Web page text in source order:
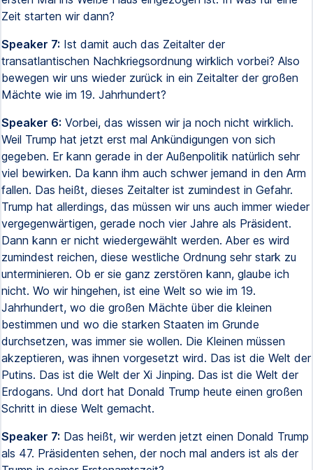
Zeit starten wir dann?
Speaker 7: Ist damit auch das Zeitalter der
transatlantischen Nachkriegsordnung wirklich vorbei? Also
bewegen wir uns wieder zurück in ein Zeitalter der großen
Mächte wie im 19. Jahrhundert?
Speaker 6: Vorbei, das wissen wir ja noch nicht wirklich.
Weil Trump hat jetzt erst mal Ankündigungen von sich
gegeben. Er kann gerade in der Außenpolitik natürlich sehr
viel bewirken. Da kann ihm auch schwer jemand in den Arm
fallen. Das heißt, dieses Zeitalter ist zumindest in Gefahr.
Trump hat allerdings, das müssen wir uns auch immer wieder
vergegenwärtigen, gerade noch vier Jahre als Präsident.
Dann kann er nicht wiedergewählt werden. Aber es wird
zumindest reichen, diese westliche Ordnung sehr stark zu
unterminieren. Ob er sie ganz zerstören kann, glaube ich
nicht. Wo wir hingehen, ist eine Welt so wie im 19.
Jahrhundert, wo die großen Mächte über die kleinen
bestimmen und wo die starken Staaten im Grunde
durchsetzen, was immer sie wollen. Die Kleinen müssen
akzeptieren, was ihnen vorgesetzt wird. Das ist die Welt der
Putins. Das ist die Welt der Xi Jinping. Das ist die Welt der
Erdogans. Und dort hat Donald Trump heute einen großen
Schritt in diese Welt gemacht.
Speaker 7: Das heißt, wir werden jetzt einen Donald Trump
als 47. Präsidenten sehen, der noch mal anders ist als der